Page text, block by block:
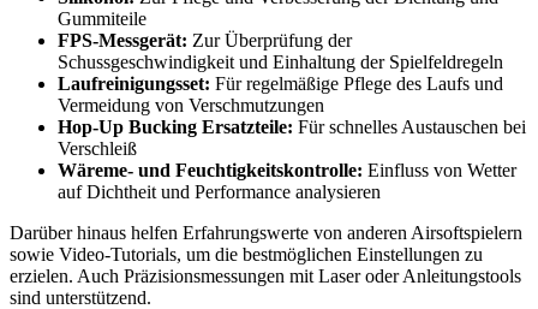
Gummiteile
FPS-Messgerät: Zur Überprüfung der
Schussgeschwindigkeit und Einhaltung der Spielfeldregeln
Laufreinigungsset: Für regelmäßige Pflege des Laufs und
Vermeidung von Verschmutzungen
Hop-Up Bucking Ersatzteile: Für schnelles Austauschen bei
Verschleiß
Wäreme- und Feuchtigkeitskontrolle: Einfluss von Wetter
auf Dichtheit und Performance analysieren
Darüber hinaus helfen Erfahrungswerte von anderen Airsoftspielern
sowie Video-Tutorials, um die bestmöglichen Einstellungen zu
erzielen. Auch Präzisionsmessungen mit Laser oder Anleitungstools
sind unterstützend.